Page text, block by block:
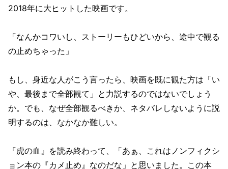
2018年に大ヒットした映画です。
「なんかコワいし、ストーリーもひどいから、途中で観る
の止めちゃった」
もし、身近な人がこう言ったら、映画を既に観た方は「い
や、最後まで全部観て」と力説するのではないでしょう
か。でも、なぜ全部観るべきか、ネタバレしないように説
明するのは、なかなか難しい。
『虎の血』を読み終わって、「あぁ、これはノンフィクシ
ョン本の『カメ止め』なのだな」と思いました。この本